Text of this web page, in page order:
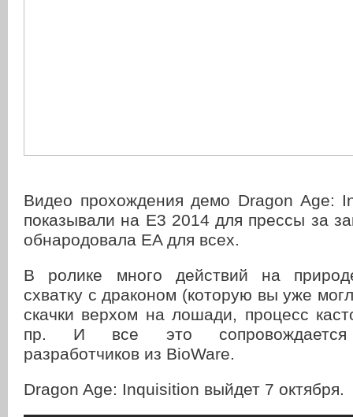
Видео прохождения демо Dragon Age:
показывали на E3 2014 для прессы за
обнародовала EA для всех.
В ролике много действий на
схватку с драконом (которую вы уже
скачки верхом на лошади, процесс
пр. И все это сопровождается
разработчиков из BioWare.
Dragon Age: Inquisition выйдет 7 октября.